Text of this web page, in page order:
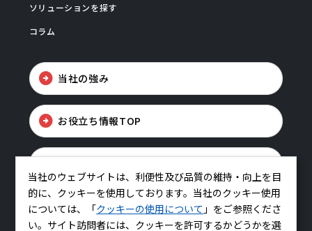
ソリューションを探す
コラム
当社の強み
お役立ち情報TOP
当社のウェブサイトは、利便性及び品質の維持・向上を目
的に、クッキーを使用しております。当社のクッキー使用
については、「クッキーの使用について 」をご参照くださ
い。サイト訪問者には、クッキーを許可するかどうかを選